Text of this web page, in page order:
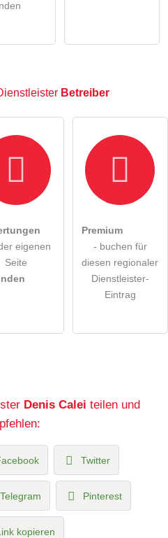
Betreiber
eigenen
Seite
Premium
- buchen für
diesen regionaler
Dienstleister-
Eintrag
Denis Calei teilen und
Twitter
Telegram Pinterest
kopieren